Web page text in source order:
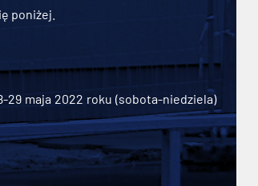
poniżej.
29 maja 2022 roku (sobota-niedziela)